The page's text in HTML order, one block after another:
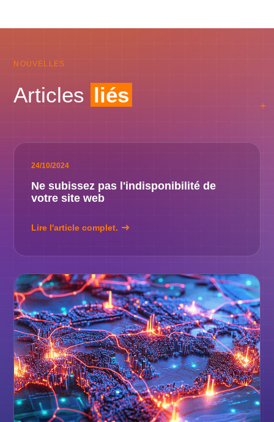
NOUVELLES
Articles liés
24/10/2024
Ne subissez pas l'indisponibilité de
votre site web
Lire l'article complet.